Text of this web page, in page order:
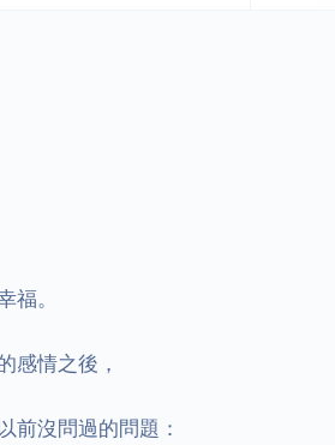
福。
感情之後，
前沒問過的問題：